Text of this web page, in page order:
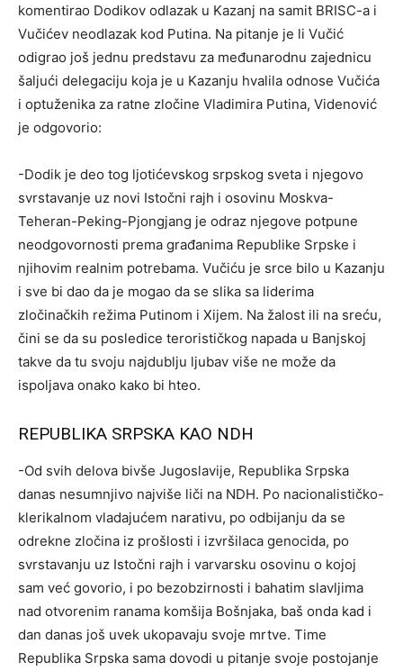
komentirao Dodikov odlazak u Kazanj na samit BRISC-a i
Vučićev neodlazak kod Putina. Na pitanje je li Vučić
odigrao još jednu predstavu za međunarodnu zajednicu
šaljući delegaciju koja je u Kazanju hvalila odnose Vučića
i optuženika za ratne zločine Vladimira Putina, Videnović
je odgovorio:
-Dodik je deo tog ljotićevskog srpskog sveta i njegovo
svrstavanje uz novi Istočni rajh i osovinu Moskva-
Teheran-Peking-Pjongjang je odraz njegove potpune
neodgovornosti prema građanima Republike Srpske i
njihovim realnim potrebama. Vučiću je srce bilo u Kazanju
i sve bi dao da je mogao da se slika sa liderima
zločinačkih režima Putinom i Xijem. Na žalost ili na sreću,
čini se da su posledice terorističkog napada u Banjskoj
takve da tu svoju najdublju ljubav više ne može da
ispoljava onako kako bi hteo.
REPUBLIKA SRPSKA KAO NDH
-Od svih delova bivše Jugoslavije, Republika Srpska
danas nesumnjivo najviše liči na NDH. Po nacionalističko-
klerikalnom vladajućem narativu, po odbijanju da se
odrekne zločina iz prošlosti i izvršilaca genocida, po
svrstavanju uz Istočni rajh i varvarsku osovinu o kojoj
sam već govorio, i po bezobzirnosti i bahatim slavljima
nad otvorenim ranama komšija Bošnjaka, baš onda kad i
dan danas još uvek ukopavaju svoje mrtve. Time
Republika Srpska sama dovodi u pitanje svoje postojanje